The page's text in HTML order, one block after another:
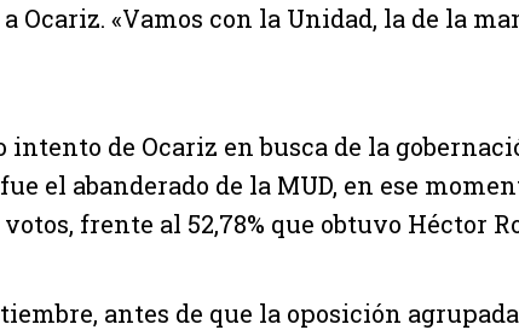
Ocariz. «Vamos con la Unidad, la de la
intento de Ocariz en busca de la
el abanderado de la MUD, en ese
votos, frente al 52,78% que obtuvo Héctor
antes de que la oposición